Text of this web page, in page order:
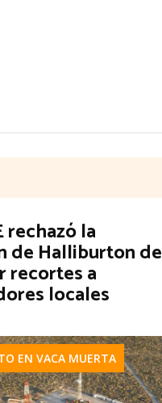
rechazó la
de Halliburton de
recortes a
locales
EN VACA MUERTA